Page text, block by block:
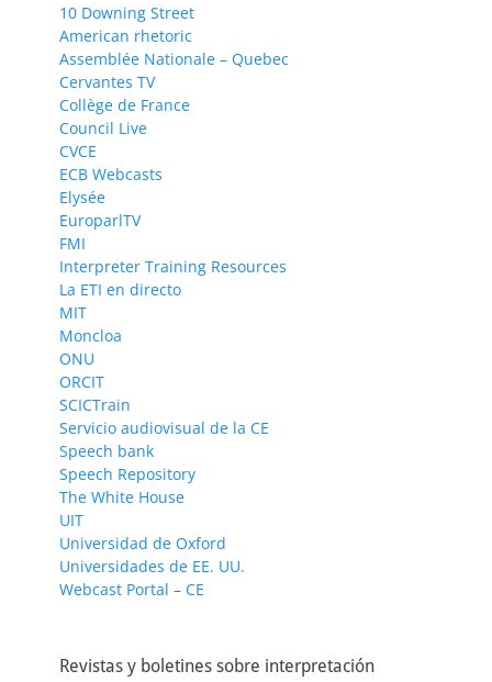
10 Downing Street
American rhetoric
Assemblée Nationale – Quebec
Cervantes TV
Collège de France
Council Live
CVCE
ECB Webcasts
Elysée
EuroparlTV
FMI
Interpreter Training Resources
La ETI en directo
MIT
Moncloa
ONU
ORCIT
SCICTrain
Servicio audiovisual de la CE
Speech bank
Speech Repository
The White House
UIT
Universidad de Oxford
Universidades de EE. UU.
Webcast Portal – CE
Revistas y boletines sobre interpretación